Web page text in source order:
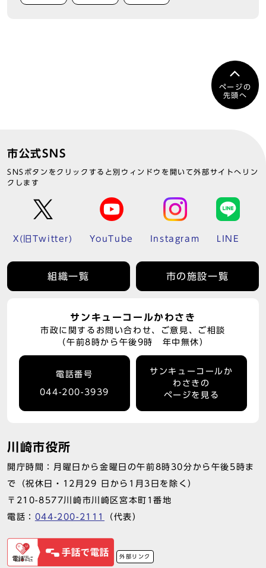
ページの
先頭へ
市公式SNS
SNSボタンをクリックすると別ウィンドウを開いて外部サイトへリン
クします
X(旧Twitter) YouTube Instagram LINE
組織一覧 市の施設一覧
サンキューコールかわさき
市政に関するお問い合わせ、ご意見、ご相談
（午前8時から午後9時 年中無休）
電話番号
044-200-3939
サンキューコールか
わさきの
ページを見る
川崎市役所
開庁時間：月曜日から金曜日の午前8時30分から午後5時ま
で（祝休日・12月29 日から1月3日を除く）
〒210-8577川崎市川崎区宮本町1番地
電話： 044-200-2111 （代表）
外部リンク